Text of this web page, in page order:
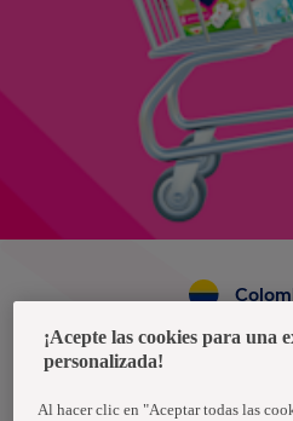
Política de
¡Acepte las cookies para una
personalizada!
Al hacer clic en "Aceptar todas las